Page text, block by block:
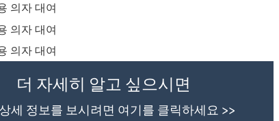
더 자세히 알고 싶으시면
세 정보를 보시려면 여기를 클릭하세요 >>